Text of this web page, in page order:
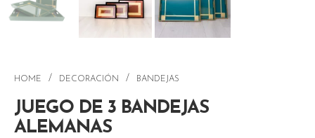
HOME / DECORACIÓN / BANDEJAS
JUEGO DE 3 BANDEJAS
ALEMANAS